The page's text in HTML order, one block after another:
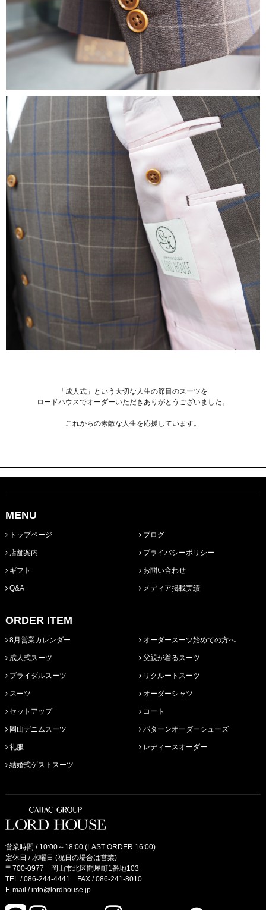
「成人式」という大切な人生の節目のスーツを
ロードハウスでオーダーいただきありがとうございました。
これからの素敵な人生を応援しています。
MENU
トップページ
店舗案内
ギフト
Q&A
ブログ
プライバシーポリシー
お問い合わせ
メディア掲載実績
ORDER ITEM
8月営業カレンダー
成人式スーツ
ブライダルスーツ
スーツ
セットアップ
岡山デニムスーツ
礼服
結婚式ゲストスーツ
オーダースーツ始めての方へ
父親が着るスーツ
リクルートスーツ
オーダーシャツ
コート
パターンオーダーシューズ
レディースオーダー
営業時間 / 10:00～18:00 (LAST ORDER 16:00)
定休日 / 水曜日 (祝日の場合は営業)
〒700-0977 岡山市北区問屋町1番地103
TEL /086-244-4441 FAX / 086-241-8010
E-mail /info@lordhouse.jp